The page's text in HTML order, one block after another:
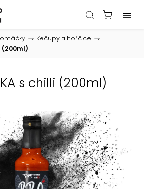
/ Kečupy a hořčice /
(200ml)
s chilli (200ml)